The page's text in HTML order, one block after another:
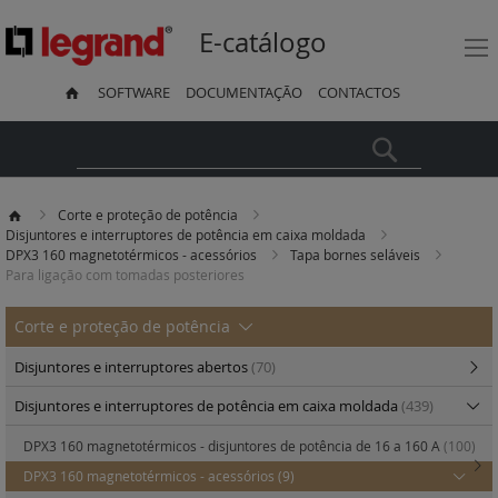
E-catálogo
SOFTWARE DOCUMENTAÇÃO CONTACTOS
Corte e proteção de potência
Disjuntores e interruptores de potência em caixa moldada
DPX3 160 magnetotérmicos - acessórios
Tapa bornes seláveis
Para ligação com tomadas posteriores
Corte e proteção de potência
Disjuntores e interruptores abertos(70)
Disjuntores e interruptores de potência em caixa moldada (439)
DPX3 160 magnetotérmicos - disjuntores de potência de 16 a 160 A (100)
DPX3 160 magnetotérmicos - acessórios (9)